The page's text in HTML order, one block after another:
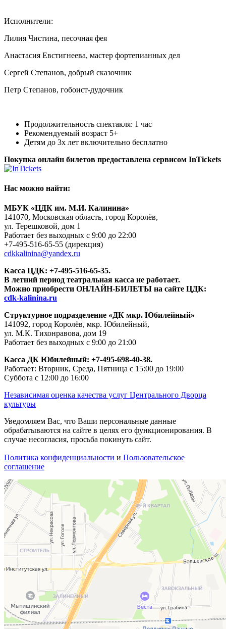
Исполнители:
Лилия Чистина, песочная фея
Анастасия Евстигнеева, мастер фортепианных дел
Сергей Степанов, добрый сказочник
Петр Степанов, гобоист-дудочник
Продолжительность спектакля: 1 час
Рекомендуемый возраст 5+
Детям до 3х лет включительно бесплатно
Покупка онлайн билетов предоставлена сервисом InTickets
Нас можно найти:
МБУК «ЦДК им. М.И. Калинина»
141070, Московская область, город Королёв,
ул. Терешковой, дом 1
Работает без выходных с 9:00 до 22:00
+7-495-516-65-55 (дирекция)
cdkkalinina@yandex.ru
Касса ЦДК: +7-495-516-65-35.
В летний период театральная касса не работает.
Можно приобрести ОНЛАЙН-БИЛЕТЫ на сайте ЦДК:
cdk-kalinina.ru
Структурное подразделение «ДК мкр. Юбилейный»
141092, город Королёв, мкр. Юбилейный,
ул. М.К. Тихонравова, дом 19
Работает без выходных с 9:00 до 21:00
Касса ДК Юбилейный: +7-495-698-40-38.
Работает: Вторник, Среда, Пятница с 15:00 до 19:00
Суббота с 12:00 до 16:00
Независимая оценка качества услуг Центрального Дворца
культуры
Уведомляем Вас, что Ваши персональные данные
обрабатываются на сайте в целях его функционирования. В
случае несогласия, просьба покинуть сайт.
Политика конфиденциальности и Пользовательское
соглашение